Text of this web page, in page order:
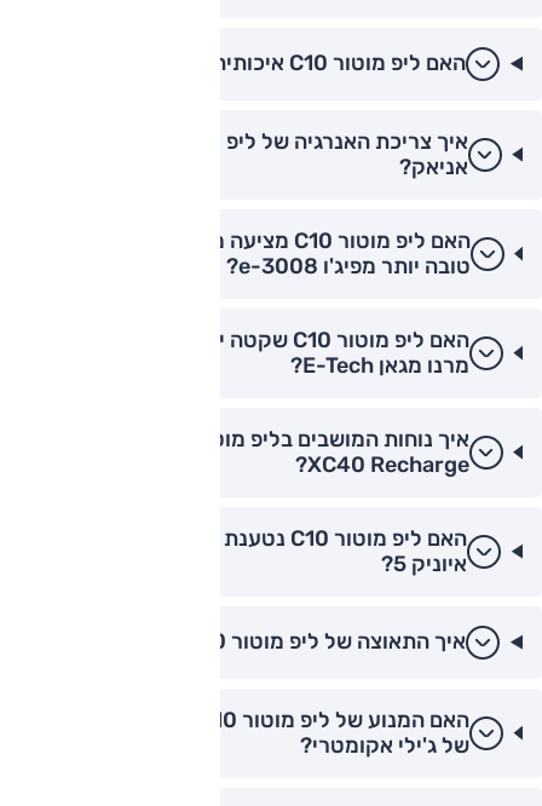
האם ליפ מוטור C10 איכותית כמו פולקסווגן ID.4?
אניאק?
האם ליפ מוטור C10 מציעה מערכת מולטימדיה
טובה יותר מפיג'ו e-3008?
האם ליפ מוטור C10 שקטה יותר בנסיעה מהירה
מרנו מגאן E-Tech?
XC40 Recharge?
האם ליפ מוטור C10 נטענת מהר יותר מיונדאי
איוניק 5?
איך התאוצה של ליפ מוטור C10 לעומת קיה EV6?
של ג'ילי אקומטרי?